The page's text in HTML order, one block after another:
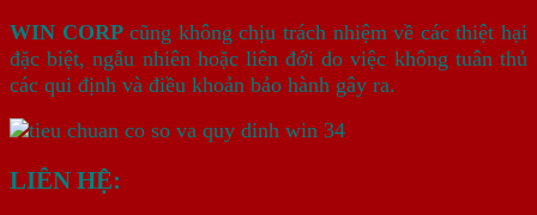
WIN CORPcũng không chịu trách nhiệm về các thiệt hại
đặc biệt, ngẫu nhiên hoặc liên đới do việc không tuân thủ
các qui định và điều khoản bảo hành gây ra.
LIÊN HỆ: